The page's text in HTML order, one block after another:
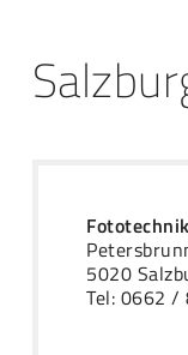
5020
Tel: 0662 /